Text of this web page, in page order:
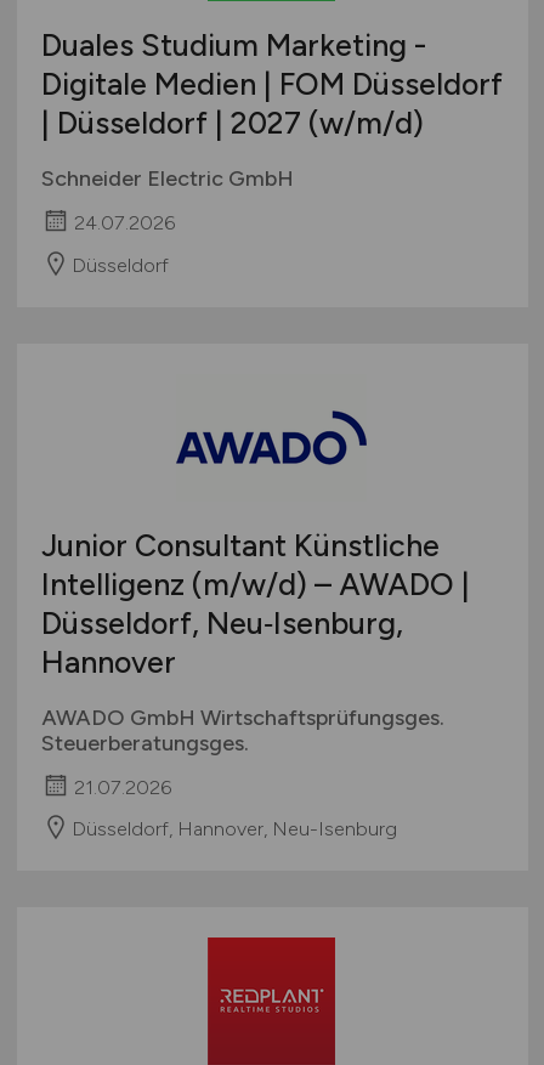
Duales Studium Marketing -
Digitale Medien | FOM Düsseldorf
| Düsseldorf | 2027 (w/m/d)
Schneider Electric GmbH
24.07.2026
Düsseldorf
Junior Consultant Künstliche
Intelligenz (m/w/d) – AWADO |
Düsseldorf, Neu‑Isenburg,
Hannover
AWADO GmbH Wirtschaftsprüfungsges.
Steuerberatungsges.
21.07.2026
Düsseldorf, Hannover, Neu-Isenburg